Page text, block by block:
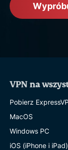
VPN na
Pobierz
MacOS
Windows PC
iOS (iPhone i iPad)